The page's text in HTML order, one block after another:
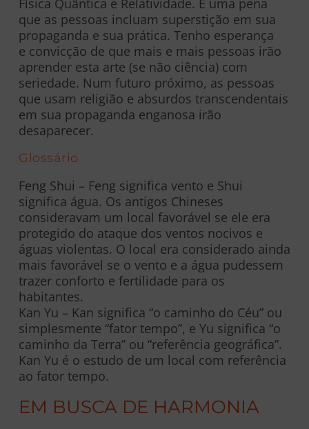
Física Quântica e Relatividade. É uma pena
que as pessoas incluam superstição em sua
propaganda e sua prática. Tenho esperança
e convicção de que mais e mais pessoas irão
aprender esta arte (se não ciência) com
seriedade. Num futuro próximo, as pessoas
que usam religião e absurdos transcendentais
em sua propaganda enganosa irão
desaparecer.
Glossário
Feng Shui – Feng significa vento e Shui
significa água. Os antigos Chineses
consideravam um local favorável se ele era
protegido do ataque dos ventos nocivos e
águas violentas. O local era considerado ainda
mais favorável se o vento e a água pudessem
trazer conforto e fertilidade para os
habitantes.
Kan Yu – Kan significa “o caminho do Céu” ou
simplesmente “fator tempo”, e Yu significa “o
caminho da Terra” ou “referência geográfica”.
Kan Yu é o estudo de um local com referência
ao fator tempo.
EM BUSCA DE HARMONIA